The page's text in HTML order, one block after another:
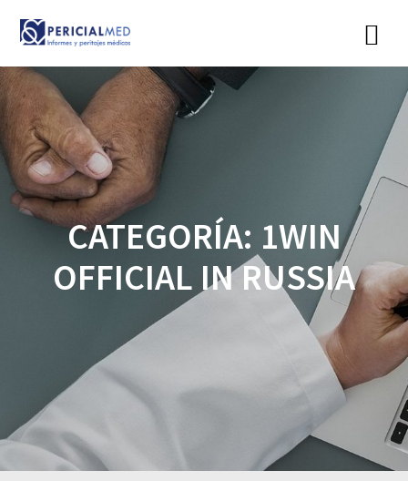
CATEGORÍA: 1WIN
OFFICIAL IN RUSSIA